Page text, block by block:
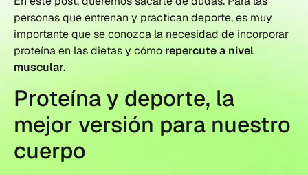
personas que entrenan y practican deporte, es muy
importante que se conozca la necesidad de incorporar
proteína en las dietas y cómo repercute a nivel
muscular.
Proteína y deporte, la
mejor versión para nuestro
cuerpo